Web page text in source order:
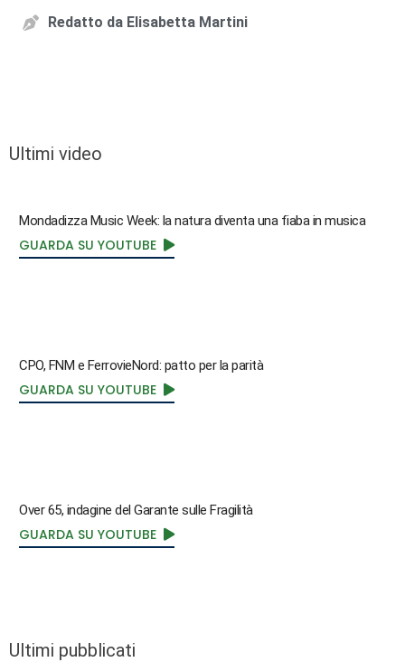
Redatto da Elisabetta Martini
Ultimi video
Mondadizza Music Week: la natura diventa una fiaba in musica
GUARDA SU YOUTUBE
CPO, FNM e FerrovieNord: patto per la parità
GUARDA SU YOUTUBE
Over 65, indagine del Garante sulle Fragilità
GUARDA SU YOUTUBE
Ultimi pubblicati